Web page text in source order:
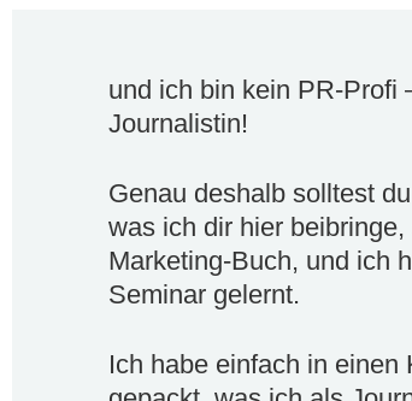
und ich bin kein PR-Profi
Journalistin!
Genau deshalb solltest
was ich dir hier
Marketing-Buch, und ich
Seminar gelernt.
Ich habe einfach in einen